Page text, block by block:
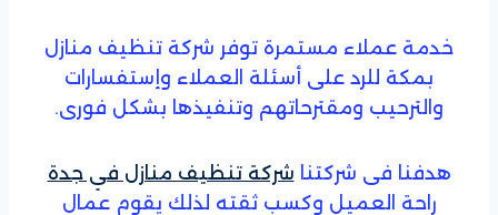
خدمة عملاء مستمرة توفر شركة تنظيف منازل
بمكة للرد على أسئلة العملاء وإستفسارات
والترحيب ومقترحاتهم وتنفيذها بشكل فورى.
هدفنا فى شركتنا شركة تنظيف منازل في جدة
راحة العميل وكسب ثقته لذلك يقوم عمال